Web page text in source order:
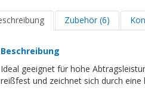
Zubehör (6)
Beschreibung
Ideal geeignet für hohe
reißfest und zeichnet sich durch